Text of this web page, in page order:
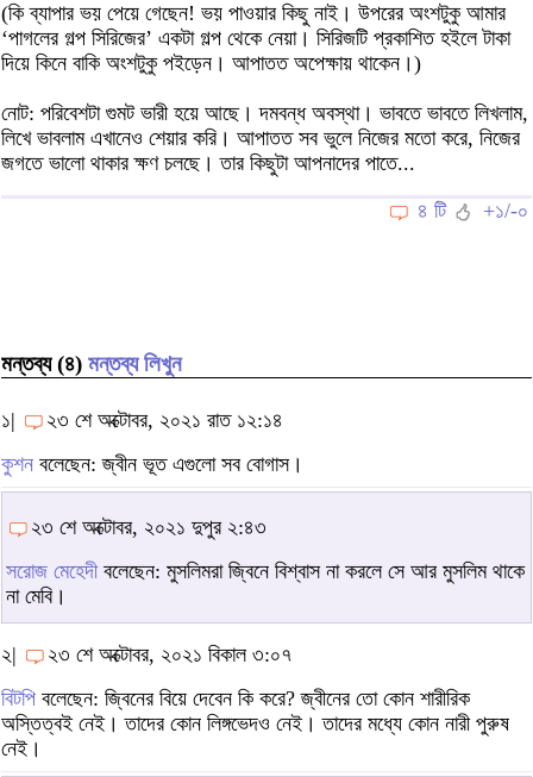
(কি ব্যাপার ভয় পেয়ে গেছেন! ভয় পাওয়ার কিছু নাই। উপরের অংশটুকু আমার
‘পাগলের গল্প সিরিজের’ একটা গল্প থেকে নেয়া। সিরিজটি প্রকাশিত হইলে টাকা
দিয়ে কিনে বাকি অংশটুকু পইড়েন। আপাতত অপেক্ষায় থাকেন।)
নোট: পরিবেশটা গুমট ভারী হয়ে আছে। দমবন্ধ অবস্থা। ভাবতে ভাবতে লিখলাম,
লিখে ভাবলাম এখানেও শেয়ার করি। আপাতত সব ভুলে নিজের মতো করে, নিজের
জগতে ভালো থাকার ক্ষণ চলছে। তার কিছুটা আপনাদের পাতে...
৪ টি
+১/-০
মন্তব্য (৪) মন্তব্য লিখুন
১|
২৩ শে অক্টোবর, ২০২১ রাত ১২:১৪
কুশন বলেছেন: জ্বীন ভূত এগুলো সব বোগাস।
২৩ শে অক্টোবর, ২০২১ দুপুর ২:৪৩
সরোজ মেহেদীবলেছেন: মুসলিমরা জ্বিনে বিশ্বাস না করলে সে আর মুসলিম থাকে
না মেবি।
২|
২৩ শে অক্টোবর, ২০২১ বিকাল ৩:০৭
বিটপি বলেছেন: জ্বিনের বিয়ে দেবেন কি করে? জ্বীনের তো কোন শারীরিক
অস্তিত্বই নেই। তাদের কোন লিঙ্গভেদও নেই। তাদের মধ্যে কোন নারী পুরুষ
নেই।